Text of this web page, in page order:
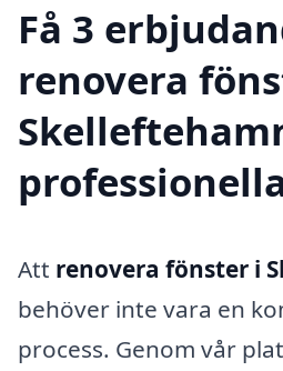
Få 3
renovera
Att renovera fönster i
behöver inte vara en
process. Genom vår